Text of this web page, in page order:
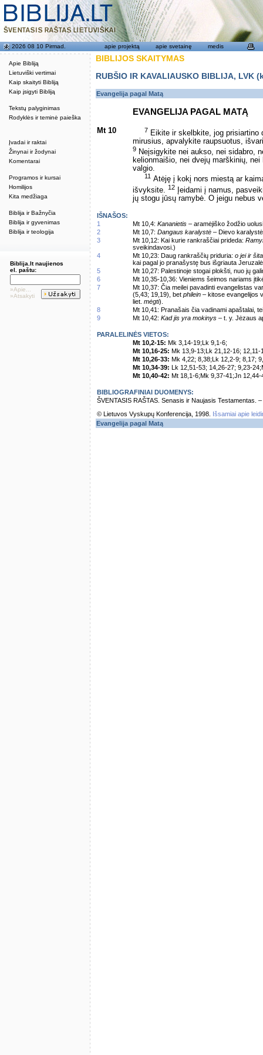
Apie Bibliją
Lietuviški vertimai
Kaip skaityti Bibliją
Kaip įsigyti Bibliją
Tekstų palyginimas
Rodyklės ir teminė paieška
Įvadai ir raktai
Žinynai ir žodynai
Komentarai
Programos ir kursai
Homilijos
Kita medžiaga
Biblija ir Bažnyčia
Biblija ir gyvenimas
Biblija ir teologija
2026 08 10 Pirmad. apie projektą apie svetainę medis
Biblija.lt naujienos
el. paštu:
»Apie...
»Atsakyti
BIBLIJOS SKAITYMAS
RUBŠIO IR KAVALIAUSKO BIBLIJA,
Evangelija pagal Matą
EVANGELIJA PAGAL MATĄ
Mt 10 7 Eikite ir skelbkite, jog prisiartino
mirusius, apvalykite raupsuotus,
9 Neįsigykite nei aukso, nei sidabro,
kelionmaišio, nei dvejų marškinių,
valgio.
11 Atėję į kokį nors miestą ar
išvyksite. 12 Įeidami į namus,
jų stogu jūsų ramybė. O jeigu nebus
IŠNAŠOS:
1
Mt 10,4: Kananietis – aramėjiško žodžio
2
Mt 10,7: Dangaus karalystė – Dievo
3
Mt 10,12: Kai kurie rankraščiai prideda:
sveikindavosi.)
4
Mt 10,23: Daug rankraščių priduria: o jei ir
kai pagal jo pranašystę bus išgriauta
5
Mt 10,27: Palestinoje stogai plokšti, nuo jų
6
Mt 10,35-10,36: Vieniems šeimos nariams
7
Mt 10,37: Čia meilei pavadinti evangelistas
(5,43; 19,19), bet philein – kitose evangelijos
liet. mėgti).
8
Mt 10,41: Pranašais čia vadinami apaštalai,
9
Mt 10,42: Kad jis yra mokinys – t. y. Jėzaus
PARALELINĖS VIETOS:
Mt 10,2-15: Mk 3,14-19;Lk 9,1-6;
Mt 10,16-25: Mk 13,9-13;Lk 21,12-16; 12,11-
Mt 10,26-33: Mk 4,22; 8,38;Lk 12,2-9; 8,17;
Mt 10,34-39: Lk 12,51-53; 14,26-27; 9,23-
Mt 10,40-42: Mt 18,1-6;Mk 9,37-41;Jn 12,44-
BIBLIOGRAFINIAI DUOMENYS:
ŠVENTASIS RAŠTAS. Senasis ir Naujasis Testamentas.
© Lietuvos Vyskupų Konferencija, 1998.
Išsamiai apie
Evangelija pagal Matą